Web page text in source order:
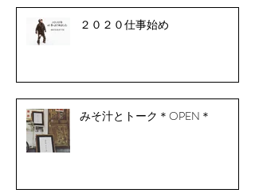
２０２０仕事始め
みそ汁とトーク＊OPEN＊